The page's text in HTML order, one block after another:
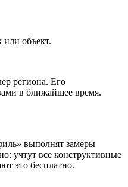
или объект.
региона. Его
в ближайшее время.
выполнят замеры
учтут все конструктивные
это бесплатно.